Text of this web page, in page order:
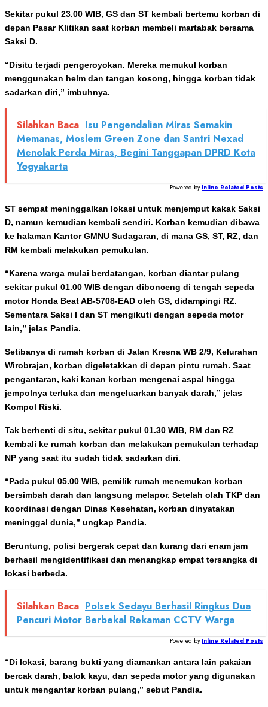
Sekitar pukul 23.00 WIB, GS dan ST kembali bertemu korban di
depan Pasar Klitikan saat korban membeli martabak bersama
Saksi D.
“Disitu terjadi pengeroyokan. Mereka memukul korban
menggunakan helm dan tangan kosong, hingga korban tidak
sadarkan diri,” imbuhnya.
Silahkan Baca Isu Pengendalian Miras Semakin
Memanas, Moslem Green Zone dan Santri Nexad
Menolak Perda Miras, Begini Tanggapan DPRD Kota
Yogyakarta
Powered by Inline Related Posts
ST sempat meninggalkan lokasi untuk menjemput kakak Saksi
D, namun kemudian kembali sendiri. Korban kemudian dibawa
ke halaman Kantor GMNU Sudagaran, di mana GS, ST, RZ, dan
RM kembali melakukan pemukulan.
“Karena warga mulai berdatangan, korban diantar pulang
sekitar pukul 01.00 WIB dengan dibonceng di tengah sepeda
motor Honda Beat AB-5708-EAD oleh GS, didampingi RZ.
Sementara Saksi I dan ST mengikuti dengan sepeda motor
lain,” jelas Pandia.
Setibanya di rumah korban di Jalan Kresna WB 2/9, Kelurahan
Wirobrajan, korban digeletakkan di depan pintu rumah. Saat
pengantaran, kaki kanan korban mengenai aspal hingga
jempolnya terluka dan mengeluarkan banyak darah,” jelas
Kompol Riski.
Tak berhenti di situ, sekitar pukul 01.30 WIB, RM dan RZ
kembali ke rumah korban dan melakukan pemukulan terhadap
NP yang saat itu sudah tidak sadarkan diri.
“Pada pukul 05.00 WIB, pemilik rumah menemukan korban
bersimbah darah dan langsung melapor. Setelah olah TKP dan
koordinasi dengan Dinas Kesehatan, korban dinyatakan
meninggal dunia,” ungkap Pandia.
Beruntung, polisi bergerak cepat dan kurang dari enam jam
berhasil mengidentifikasi dan menangkap empat tersangka di
lokasi berbeda.
Silahkan Baca Polsek Sedayu Berhasil Ringkus Dua
Pencuri Motor Berbekal Rekaman CCTV Warga
Powered by Inline Related Posts
“Di lokasi, barang bukti yang diamankan antara lain pakaian
bercak darah, balok kayu, dan sepeda motor yang digunakan
untuk mengantar korban pulang,” sebut Pandia.